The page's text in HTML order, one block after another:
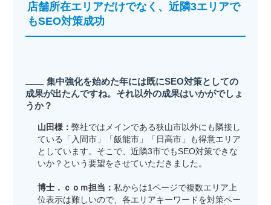
店舗所在エリアだけでなく、近隣3エリアで
もSEO対策成功
集中強化を始めた年には既にSEO対策としての
成果が出たんですね。それ以外の成果はいかがでしょ
うか？
山田様：弊社ではメインである狭山市以外にも隣接し
ている「入間市」「飯能市」「日高市」も得意エリア
としています。そこで、近隣3市でもSEO対策できな
いか？という要望をさせていただきました。
博士．ｃｏｍ担当：私からは1ページで複数エリア上
位表示は難しいので、各エリアキーワードを対策ペー